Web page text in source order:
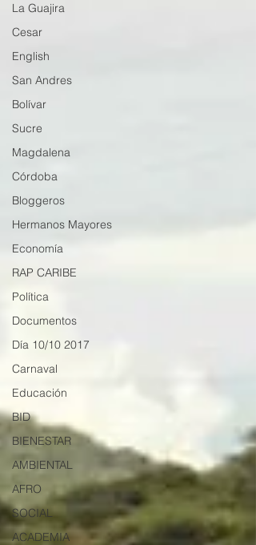
La Guajira
Cesar
English
San Andres
Bolívar
Sucre
Magdalena
Córdoba
Bloggeros
Hermanos Mayores
Economía
RAP CARIBE
Política
Documentos
Día 10/10 2017
Carnaval
Educación
BID
BIENESTAR
AMBIENTAL
AFRO
SOCIAL
ACADEMIA